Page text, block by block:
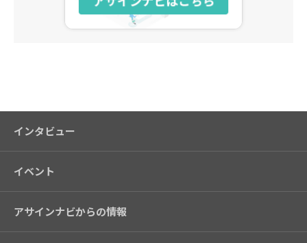
インタビュー
イベント
アサインナビからの情報